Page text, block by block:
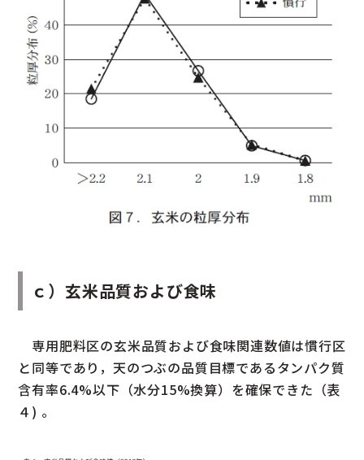
ｃ）玄米品質および食味
専用肥料区の玄米品質および食味関連数値は慣行区
と同等であり，天のつぶの品質目標であるタンパク質
含有率6.4%以下（水分15%換算）を確保できた（表
４) 。